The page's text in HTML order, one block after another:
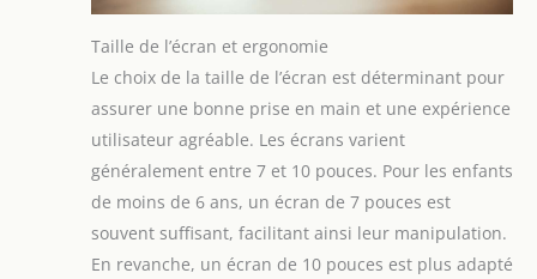
Taille de l’écran et ergonomie
Le choix de la taille de l’écran est déterminant pour
assurer une bonne prise en main et une expérience
utilisateur agréable. Les écrans varient
généralement entre 7 et 10 pouces. Pour les enfants
de moins de 6 ans, un écran de 7 pouces est
souvent suffisant, facilitant ainsi leur manipulation.
En revanche, un écran de 10 pouces est plus adapté